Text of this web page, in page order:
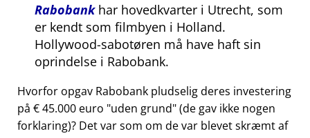
Rabobankhar hovedkvarter i Utrecht, som
er kendt som filmbyen i Holland.
Hollywood-sabotøren må have haft sin
oprindelse i Rabobank.
Hvorfor opgav Rabobank pludselig deres investering
på € 45.000 euro uden grund (de gav ikke nogen
forklaring)? Det var som om de var blevet skræmt af